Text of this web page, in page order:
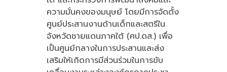
ความมั่นคงของมนุษย์ โดยมีการจัดตั้ง
ศูนย์ประสานงานด้านเด็กและสตรีใน
จังหวัดชายแดนภาคใต้ (ศป.ดส.) เพื่อ
เป็นศูนย์กลางในการประสานและส่ง
เสริมให้เกิดการมีส่วนร่วมในการขับ